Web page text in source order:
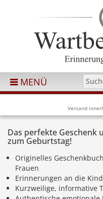
MENÜ
Versand
Das perfekte Geschenk
zum Geburtstag!
Originelles
Frauen
Erinnerungen an die
Kurzweilige, informative